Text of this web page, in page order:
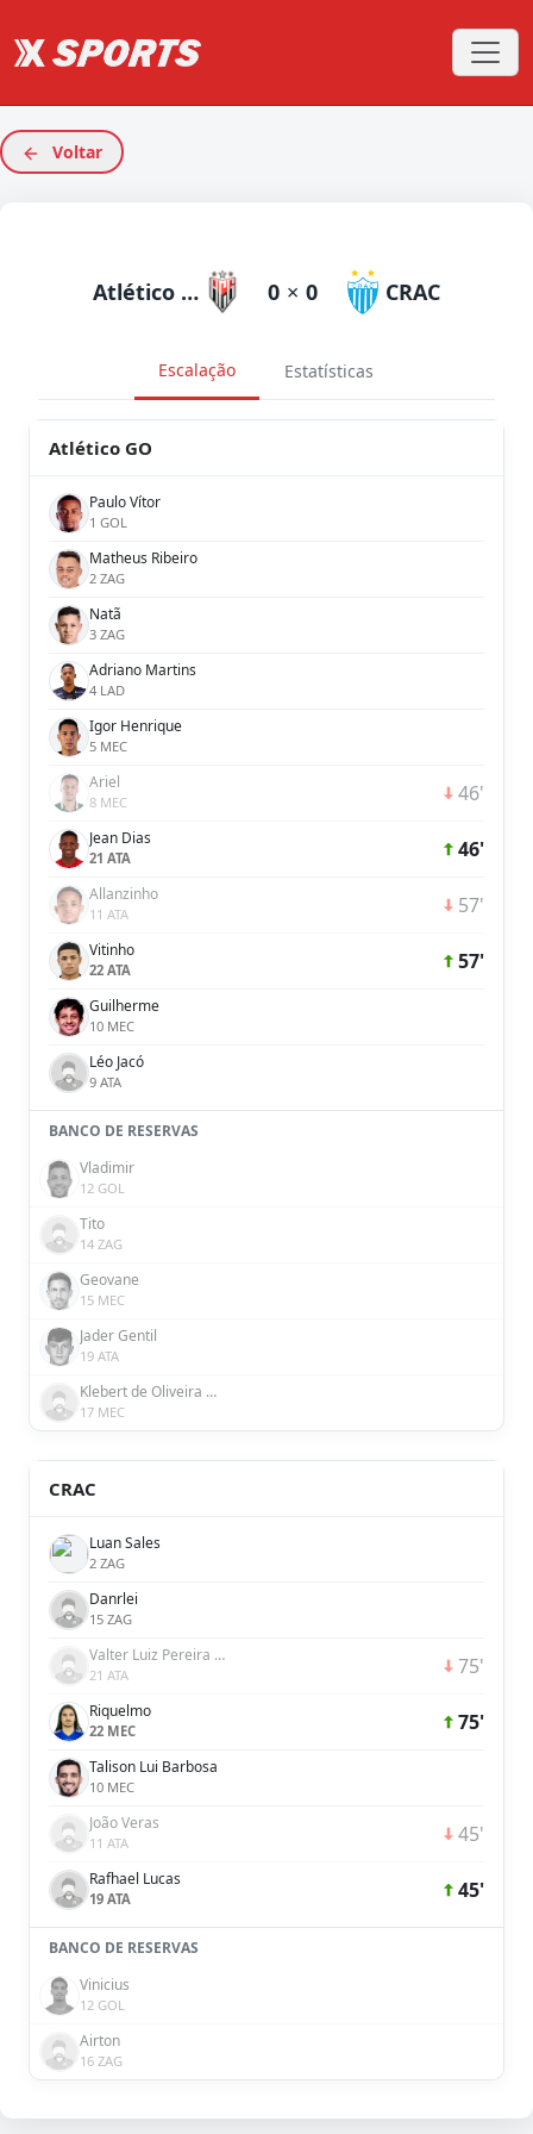
Voltar
Atlético GO 0 × 0 CRAC
Escalação Estatísticas
Atlético GO
Paulo Vítor
1 GOL
Matheus Ribeiro
2 ZAG
Natã
3 ZAG
Adriano Martins
4 LAD
Igor Henrique
5 MEC
Ariel
8 MEC 46'
Jean Dias
21 ATA 46'
Allanzinho
11 ATA 57'
Vitinho
22 ATA 57'
Guilherme
10 MEC
Léo Jacó
9 ATA
BANCO DE RESERVAS
Vladimir
12 GOL
Tito
14 ZAG
Geovane
15 MEC
Jader Gentil
19 ATA
Klebert de Oliveira Pereira
17 MEC
CRAC
Luan Sales
2 ZAG
Danrlei
15 ZAG
Valter Luiz Pereira de Oliveira Júnior
21 ATA 75'
Riquelmo
22 MEC 75'
Talison Lui Barbosa
10 MEC
João Veras
11 ATA 45'
Rafhael Lucas
19 ATA 45'
BANCO DE RESERVAS
Vinicius
12 GOL
Airton
16 ZAG